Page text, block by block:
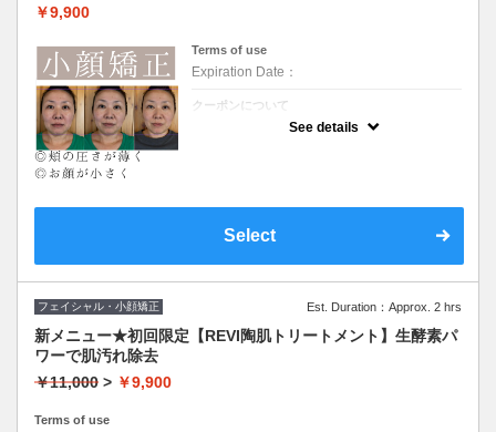
￥9,900
Terms of use
Expiration Date：
クーポンについて
二回目以降の小顔矯正はこちら
See details
Select
フェイシャル・小顔矯正 Est. Duration：Approx. 2 hrs
新メニュー★初回限定【REVI陶肌トリートメント】生酵素パ
ワーで肌汚れ除去
￥11,000 > ￥9,900
Terms of use